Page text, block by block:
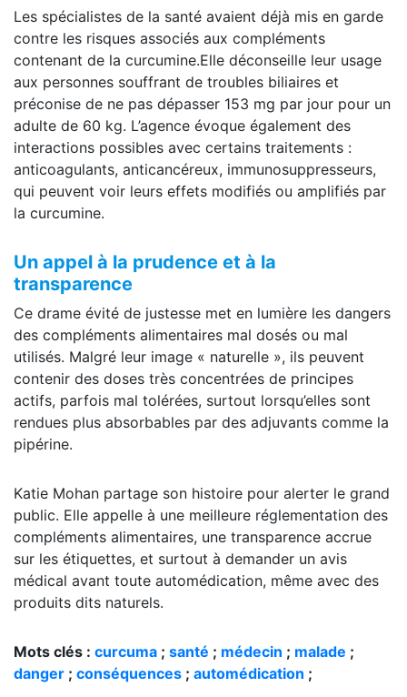
Les spécialistes de la santé avaient déjà mis en garde
contre les risques associés aux compléments
contenant de la curcumine.Elle déconseille leur usage
aux personnes souffrant de troubles biliaires et
préconise de ne pas dépasser 153 mg par jour pour un
adulte de 60 kg. L’agence évoque également des
interactions possibles avec certains traitements :
anticoagulants, anticancéreux, immunosuppresseurs,
qui peuvent voir leurs effets modifiés ou amplifiés par
la curcumine.
Un appel à la prudence et à la
transparence
Ce drame évité de justesse met en lumière les dangers
des compléments alimentaires mal dosés ou mal
utilisés. Malgré leur image « naturelle », ils peuvent
contenir des doses très concentrées de principes
actifs, parfois mal tolérées, surtout lorsqu’elles sont
rendues plus absorbables par des adjuvants comme la
pipérine.
Katie Mohan partage son histoire pour alerter le grand
public. Elle appelle à une meilleure réglementation des
compléments alimentaires, une transparence accrue
sur les étiquettes, et surtout à demander un avis
médical avant toute automédication, même avec des
produits dits naturels.
Mots clés : curcuma ; santé ; médecin ; malade ;
danger ; conséquences ; automédication ;